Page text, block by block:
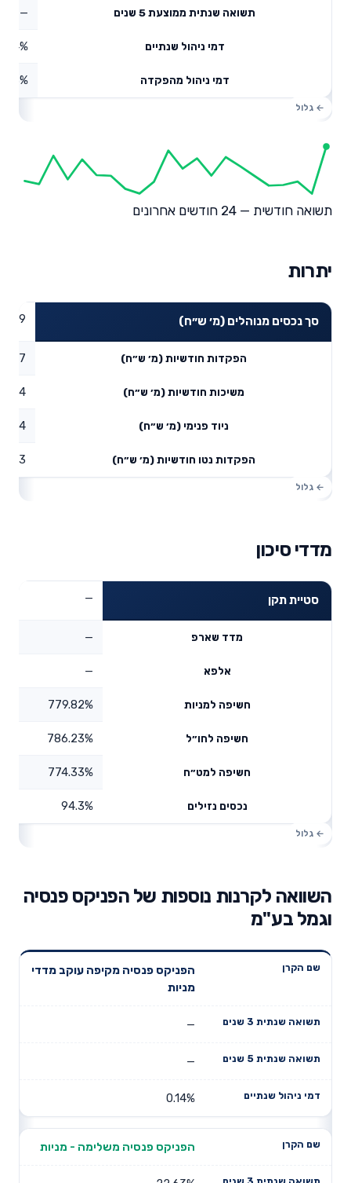
תשואה שנתית ממוצעת 5 שנים —
דמי ניהול שנתיים 0.14%
דמי ניהול מהפקדה
תשואה חודשית — 24 חודשים אחרונים
יתרות
סך נכסים מנוהלים (מ׳ ש״ח)
הפקדות חודשיות (מ׳ ש״ח)
משיכות חודשיות (מ׳ ש״ח) 0.34
ניוד פנימי (מ׳ ש״ח) 14
הפקדות נטו חודשיות (מ׳ ש״ח)
מדדי סיכון
סטיית תקן —
מדד שארפ —
אלפא —
חשיפה למניות 779.82%
חשיפה לחו״ל 786.23%
חשיפה למט״ח 774.33%
נכסים נזילים 94.3%
השוואה לקרנות נוספות של הפניקס פנסיה
וגמל בע"מ
שנתית 3
תשואה
דמי ניהול
הפניקס פנסיה מקיפה עוקב מדדי
מניות
—
—
0.14%
הפניקס פנסיה משלימה - מניות